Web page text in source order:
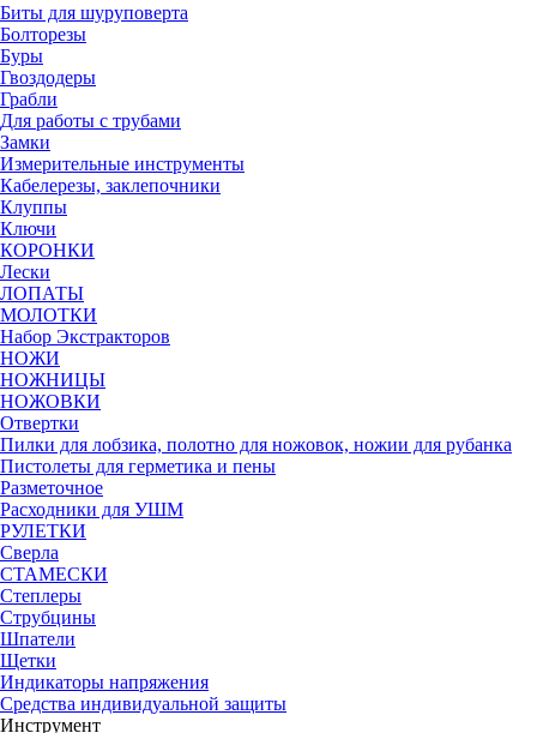
Биты для шуруповерта
Болторезы
Буры
Гвоздодеры
Грабли
Для работы с трубами
Замки
Измерительные инструменты
Кабелерезы, заклепочники
Клуппы
Ключи
КОРОНКИ
Лески
ЛОПАТЫ
МОЛОТКИ
Набор Экстракторов
НОЖИ
НОЖНИЦЫ
НОЖОВКИ
Отвертки
Пилки для лобзика, полотно для ножовок, ножии для рубанка
Пистолеты для герметика и пены
Разметочное
Расходники для УШМ
РУЛЕТКИ
Сверла
СТАМЕСКИ
Степлеры
Струбцины
Шпатели
Щетки
Индикаторы напряжения
Средства индивидуальной защиты
Инструмент